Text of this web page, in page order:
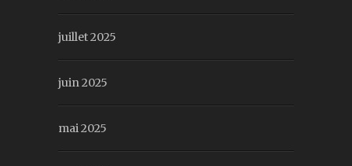
juillet 2025
juin 2025
mai 2025